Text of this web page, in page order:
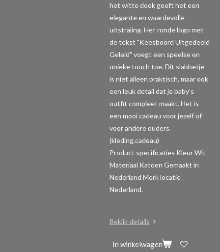
het witte doek geeft het een
elegante en waardevolle
uitstraling. Het ronde logo met
de tekst "Keesboord Uitgedeeld
Geleid" voegt een speelse en
unieke touch toe. Dit slabbetje
is niet alleen praktisch, maar ook
een leuk detail dat je baby's
outfit compleet maakt. Het is
een mooi cadeau voor jezelf of
voor andere ouders.
(kleding,cadeau)
Product specificaties Kleur Wit
Materiaal Katoen Gemaakt in
Nederland Merk locatie
Nederland.
Bekijk details
In winkelwagen